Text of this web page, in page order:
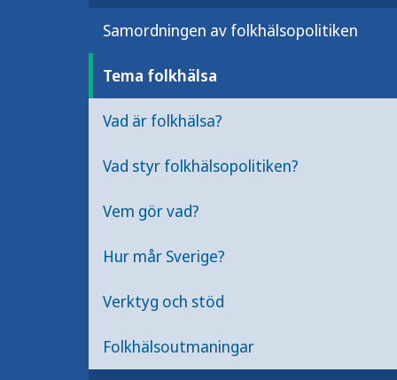
Samordningen av folkhälsopolitiken
Tema folkhälsa
Vad är folkhälsa?
Vad styr folkhälsopolitiken?
Vem gör vad?
Hur mår Sverige?
Verktyg och stöd
Folkhälsoutmaningar
Här har vi samlat
påverkar den, de
området. Du hittar
genomföra
statistik och rapporter.
Vad är
och